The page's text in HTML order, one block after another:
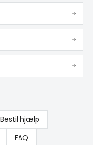
Bestil hjælp
FAQ